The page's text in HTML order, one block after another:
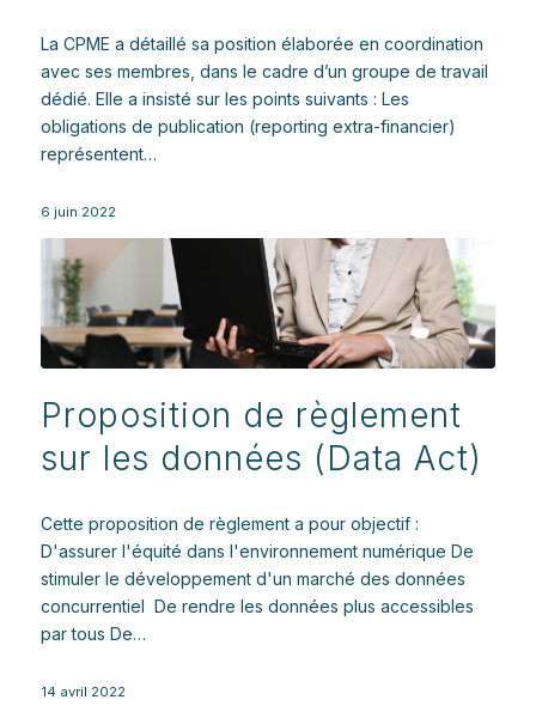
La CPME a détaillé sa position élaborée en coordination
avec ses membres, dans le cadre d’un groupe de travail
dédié. Elle a insisté sur les points suivants : Les
obligations de publication (reporting extra-financier)
représentent…
6 juin 2022
Proposition de règlement
sur les données (Data Act)
Cette proposition de règlement a pour objectif :
D'assurer l'équité dans l'environnement numérique De
stimuler le développement d'un marché des données
concurrentiel De rendre les données plus accessibles
par tous De…
14 avril 2022